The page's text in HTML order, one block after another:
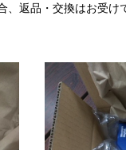
返品・交換はお受け